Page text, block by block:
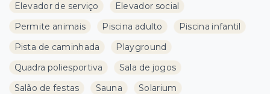
Elevador de serviço
Elevador social
Permite animais
Piscina adulto
Piscina infantil
Pista de caminhada
Playground
Quadra poliesportiva
Sala de jogos
Salão de festas
Sauna Solarium